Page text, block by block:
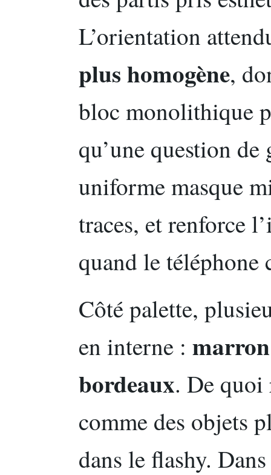
L’orientation
plus homogène,
bloc monolithique
qu’une question
uniforme masque
traces, et renforce
quand le téléphone
Côté palette,
en interne :
bordeaux. De quoi
comme des objets
dans le flashy.